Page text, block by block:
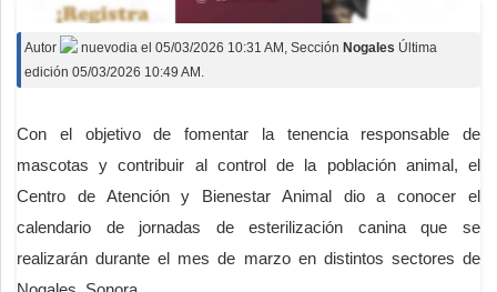
Autor nuevodia el 05/03/2026 10:31 AM , Sección Nogales Última
edición 05/03/2026 10:49 AM.
Con el objetivo de fomentar la tenencia responsable de
mascotas y contribuir al control de la población animal, el
Centro de Atención y Bienestar Animal dio a conocer el
calendario de jornadas de esterilización canina que se
realizarán durante el mes de marzo en distintos sectores de